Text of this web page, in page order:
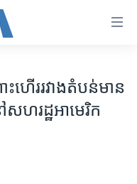
ហើរ​រវាង​តំបន់​មាន​
សហរដ្ឋ​អាមេរិក